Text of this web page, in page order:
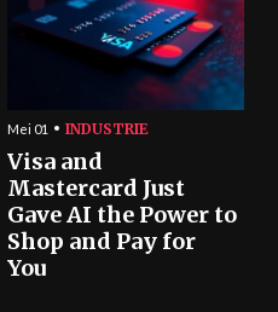
Mei 01 INDUSTRIE
Visa and
Mastercard Just
Gave AI the Power to
Shop and Pay for
You